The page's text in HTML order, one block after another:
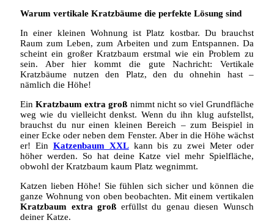
Warum vertikale Kratzbäume die perfekte Lösung sind
In einer kleinen Wohnung ist Platz kostbar. Du brauchst
Raum zum Leben, zum Arbeiten und zum Entspannen. Da
scheint ein großer Kratzbaum erstmal wie ein Problem zu
sein. Aber hier kommt die gute Nachricht: Vertikale
Kratzbäume nutzen den Platz, den du ohnehin hast –
nämlich die Höhe!
EinKratzbaum extra groß nimmt nicht so viel Grundfläche
weg wie du vielleicht denkst. Wenn du ihn klug aufstellst,
brauchst du nur einen kleinen Bereich – zum Beispiel in
einer Ecke oder neben dem Fenster. Aber in die Höhe wächst
er! Ein Katzenbaum XXLkann bis zu zwei Meter oder
höher werden. So hat deine Katze viel mehr Spielfläche,
obwohl der Kratzbaum kaum Platz wegnimmt.
Katzen lieben Höhe! Sie fühlen sich sicher und können die
ganze Wohnung von oben beobachten. Mit einem vertikalen
Kratzbaum extra groß erfüllst du genau diesen Wunsch
deiner Katze.